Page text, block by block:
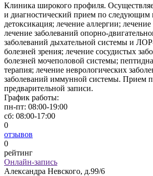
Клиника широкого профиля.
и диагностический прием по следующим
детоксикация; лечение аллергии;
лечение заболеваний опорно-
заболеваний дыхательной системы и
болезней зрения; лечение сосудистых
болезней мочеполовой системы;
терапия; лечение неврологических
заболеваний иммунной системы. Прием
предварительной записи.
График работы:
пн-пт: 08:00-19:00
сб: 08:00-17:00
0
отзывов
0
рейтинг
Онлайн-запись
Александра Невского, д.99/6